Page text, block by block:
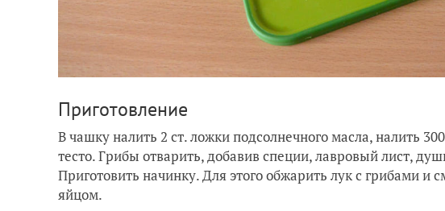
Приготовление
В чашку налить 2 ст. ложки подсолнечного масла, налить
тесто. Грибы отварить, добавив специи, лавровый лист,
Приготовить начинку. Для этого обжарить лук с грибами
яйцом.